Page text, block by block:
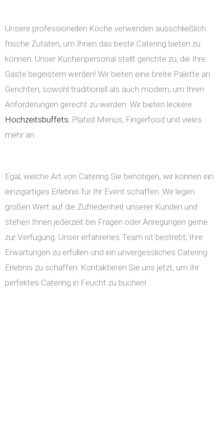
Unsere professionellen Köche verwenden ausschließlich
frische Zutaten, um Ihnen das beste Catering bieten zu
können. Unser Küchenpersonal stellt gerichte zu, die Ihre
Gäste begeistern werden! Wir bieten eine breite Palette an
Gerichten, sowohl traditionell als auch modern, um Ihren
Anforderungen gerecht zu werden. Wir bieten leckere
Hochzeitsbuffets, Plated Menüs, Fingerfood und vieles
mehr an.
Egal, welche Art von Catering Sie benötigen, wir können ein
einzigartiges Erlebnis für Ihr Event schaffen. Wir legen
großen Wert auf die Zufriedenheit unserer Kunden und
stehen Ihnen jederzeit bei Fragen oder Anregungen gerne
zur Verfügung. Unser erfahrenes Team ist bestrebt, Ihre
Erwartungen zu erfüllen und ein unvergessliches Catering
Erlebnis zu schaffen. Kontaktieren Sie uns jetzt, um Ihr
perfektes Catering in Feucht zu buchen!